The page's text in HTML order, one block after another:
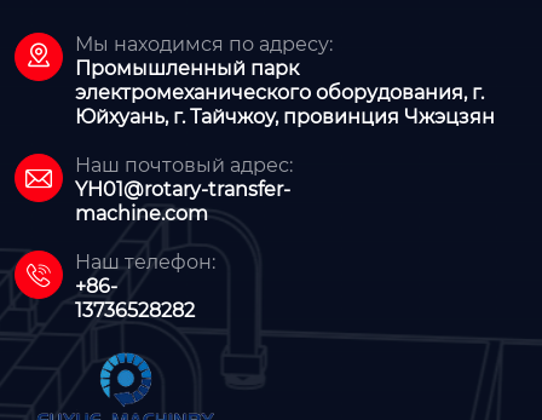

Мы находимся по адресу:
Промышленный парк
электромеханического оборудования, г.
Юйхуань, г. Тайчжоу, провинция Чжэцзян

Наш почтовый адрес:
YH01@rotary-transfer-
machine.com

Наш телефон:
+86-
13736528282